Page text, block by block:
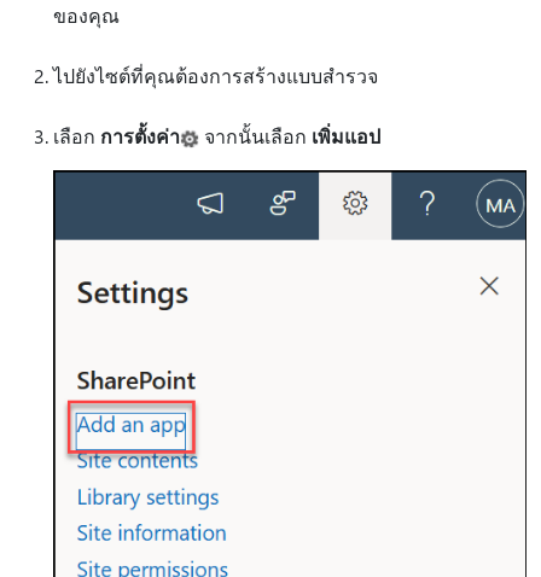
ของคุณ
ไปยังไซต์ที่คุณต้องการสร้างแบบสํารวจ
เลือก การตั้งค่า จากนั้นเลือก เพิ่มแอป